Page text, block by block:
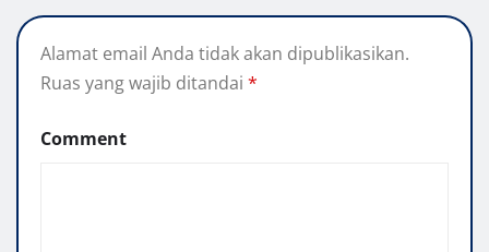
Alamat email Anda tidak akan dipublikasikan.
Ruas yang wajib ditandai *
Comment